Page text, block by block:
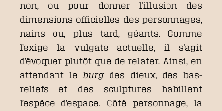
non, ou pour donner l’illusion des
dimensions officielles des personnages,
nains ou, plus tard, géants. Comme
l’exige la vulgate actuelle, il s’agit
d’évoquer plutôt que de relater. Ainsi, en
attendant le burgdes dieux, des bas-
reliefs et des sculptures habillent
l’espèce d’espace. Côté personnage, la